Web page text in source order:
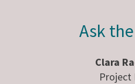
Ask
Clara
Project